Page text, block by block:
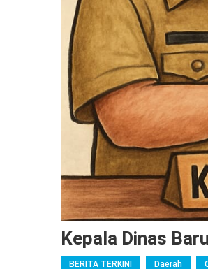
Kepala Dinas
BERITA TERKINI Daerah